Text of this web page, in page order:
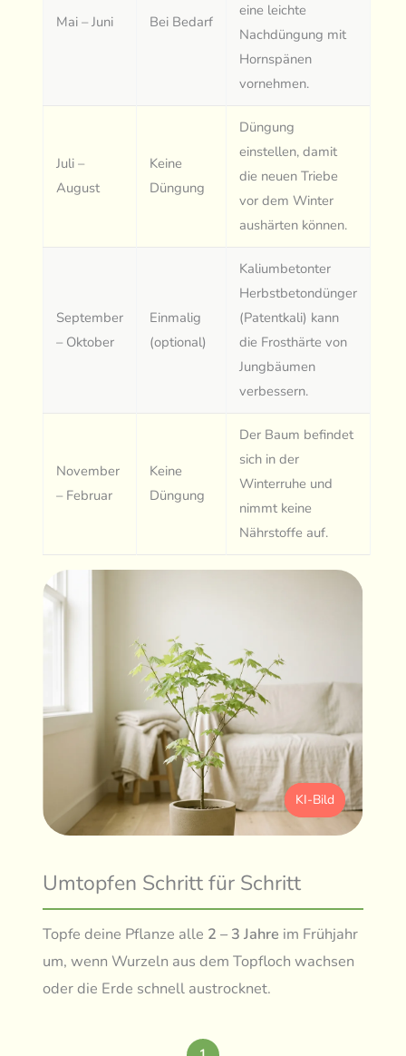
Mai – Juni Bei Bedarf
eine leichte
Nachdüngung mit
Hornspänen
vornehmen.
Juli –
August
Keine
Düngung
Düngung
einstellen, damit
die neuen Triebe
vor dem Winter
aushärten können.
September
– Oktober
Einmalig
(optional)
Kaliumbetonter
Herbstbetondünger
(Patentkali) kann
die Frosthärte von
Jungbäumen
verbessern.
November
– Februar
Keine
Düngung
Der Baum befindet
sich in der
Winterruhe und
nimmt keine
Nährstoffe auf.
KI-Bild
Umtopfen Schritt für Schritt
Topfe deine Pflanze alle 2 – 3 Jahre im Frühjahr
um, wenn Wurzeln aus dem Topfloch wachsen
oder die Erde schnell austrocknet.